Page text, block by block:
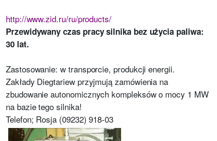
http://www.zid.ru/ru/products/
Przewidywany czas pracy silnika bez użycia paliwa:
30 lat.
Zastosowanie: w transporcie, produkcji energii.
Zakłady Diegtariew przyjmują zamówienia na
zbudowanie autonomicznych kompleksów o mocy 1 MW
na bazie tego silnika!
Telefon; Rosja (09232) 918-03